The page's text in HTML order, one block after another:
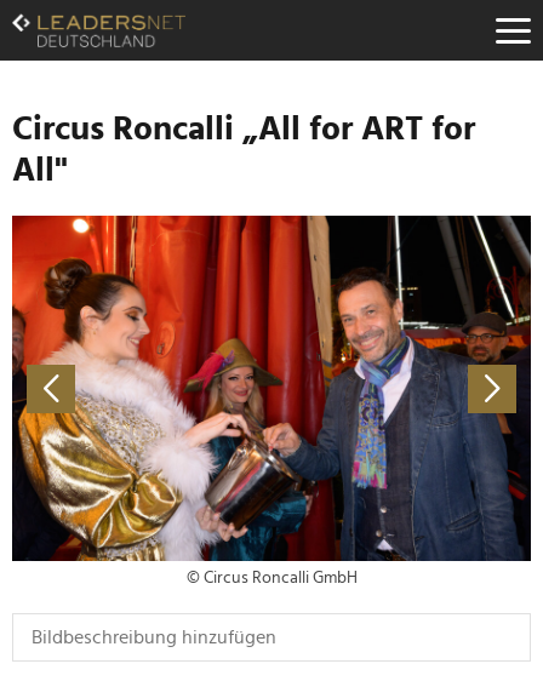
Zum
Inhalt
Zur
Navigation
Zur
Hauptnavigation
Circus Roncalli „All for ART for
All"
© Circus Roncalli GmbH